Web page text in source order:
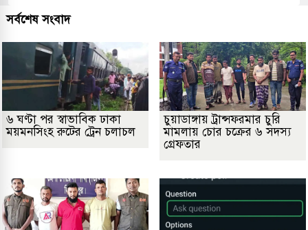
সর্বশেষ সংবাদ
৬ ঘণ্টা পর স্বাভাবিক ঢাকা
ময়মনসিংহ রুটের ট্রেন চলাচল
চুয়াডাঙ্গায় ট্রান্সফরমার চুরি
মামলায় চোর চক্রের ৬ সদস্য
গ্রেফতার